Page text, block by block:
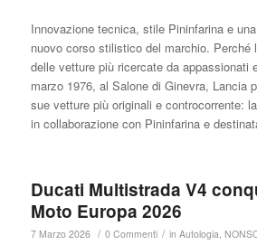
Innovazione tecnica, stile Pininfarina e
nuovo corso stilistico del marchio. Perché
delle vetture più ricercate da appassionati
marzo 1976, al Salone di Ginevra, Lancia
sue vetture più originali e controcorrente:
in collaborazione con Pininfarina e
Ducati Multistrada V4
Moto Europa 2026
7 Marzo 2026 / 0 Commenti / in Autologia,